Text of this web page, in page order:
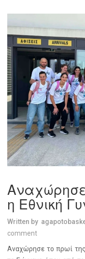
η Εθνική
Written by
comment
Αναχώρησε το πρωί